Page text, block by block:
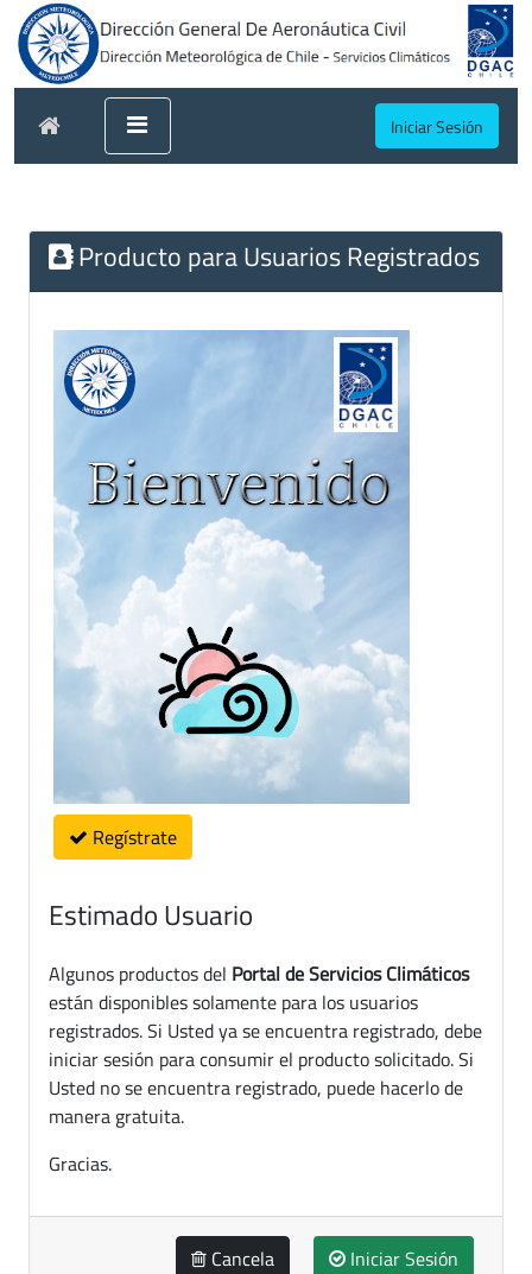
Iniciar Sesión
Producto para Usuarios Registrados
Regístrate
Estimado Usuario
Algunos productos del Portal de Servicios Climáticos
están disponibles solamente para los usuarios
registrados. Si Usted ya se encuentra registrado, debe
iniciar sesión para consumir el producto solicitado. Si
Usted no se encuentra registrado, puede hacerlo de
manera gratuita.
Gracias.
Cancela Iniciar Sesión